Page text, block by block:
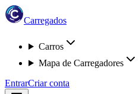
Carregados
Carros
Mapa de Carregadores
EntrarCriar conta